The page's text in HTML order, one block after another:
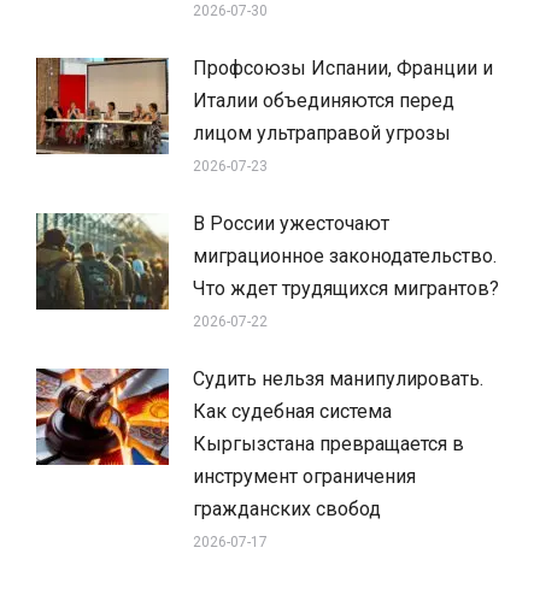
2026-07-30
Профсоюзы Испании, Франции и
Италии объединяются перед
лицом ультраправой угрозы
2026-07-23
В России ужесточают
миграционное законодательство.
Что ждет трудящихся мигрантов?
2026-07-22
Судить нельзя манипулировать.
Как судебная система
Кыргызстана превращается в
инструмент ограничения
гражданских свобод
2026-07-17